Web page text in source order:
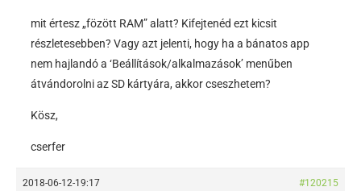
mit értesz „fözött RAM” alatt? Kifejtenéd ezt kicsit
részletesebben? Vagy azt jelenti, hogy ha a bánatos app
nem hajlandó a ‘Beállítások/alkalmazások’ menűben
átvándorolni az SD kártyára, akkor cseszhetem?
Kösz,
cserfer
2018-06-12-19:17 #120215